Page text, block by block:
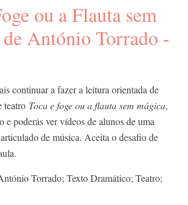
ou a Flauta sem
António Torrado -
continuar a fazer a leitura orientada de
teatro Toca e foge ou a flauta sem mágica,
poderás ver vídeos de alunos de uma
de música. Aceita o desafio de
Torrado; Texto Dramático; Teatro;